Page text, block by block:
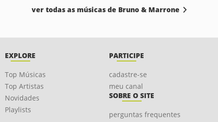
ver todas as músicas de Bruno & Marrone
EXPLORE
Top Músicas
Top Artistas
Novidades
Playlists
PARTICIPE
cadastre-se
meu canal
SOBRE O SITE
perguntas frequentes